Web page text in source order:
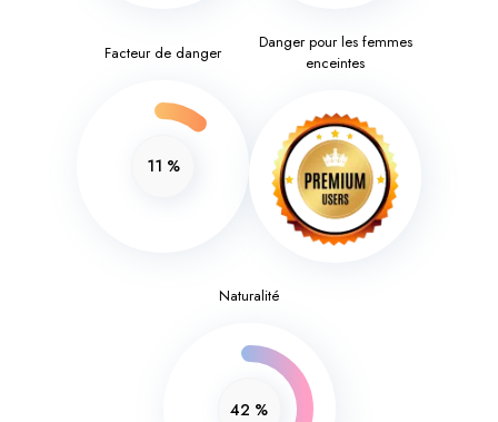
Facteur de danger
11 %
Danger pour les femmes
enceintes
Naturalité
42 %